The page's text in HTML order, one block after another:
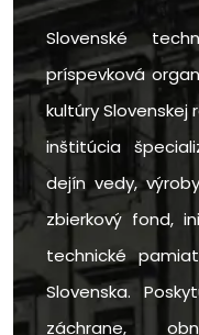
Slovenské
príspevková
kultúry
inštitúcia
dejín vedy,
zbierkový fond,
technické
Slovenska.
záchrane,